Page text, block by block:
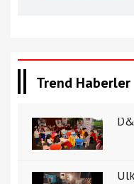
Trend Haberler